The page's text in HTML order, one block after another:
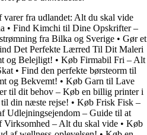
varer fra udlandet: Alt du skal vide
• Find Kimchi til Dine Opskrifter –
fra Bilka og Sverige • Gør et
Det Perfekte Lærred Til Dit Maleri
og Belejligt! • Køb Firmabil Fri – Alt
• Find den perfekte børsteorm til
og Bekvemt! • Køb Garn til Lave
til dit behov – Køb en billig printer i
din næste rejse! • Køb Frisk Fisk –
Udlejningsejendom – Guide til at
Virksomhed – Alt du skal vide • Køb